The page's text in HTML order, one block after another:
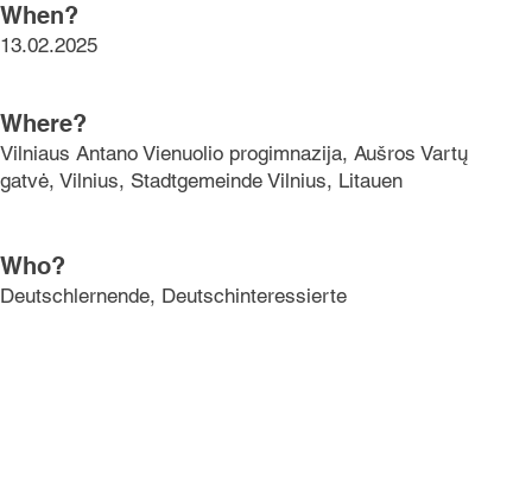
When?
13.02.2025
Where?
Vilniaus Antano Vienuolio progimnazija, Aušros Vartų
gatvė, Vilnius, Stadtgemeinde Vilnius, Litauen
Who?
Deutschlernende, Deutschinteressierte